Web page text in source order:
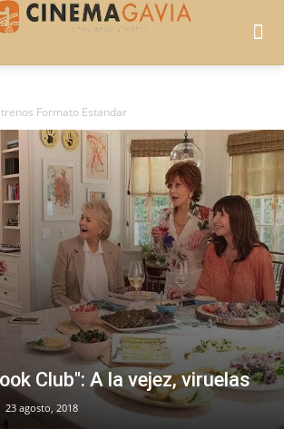
Formato Estandar
Club": A la vejez, viruelas
23 agosto, 2018